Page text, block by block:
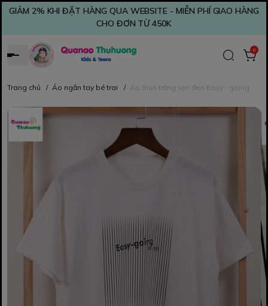
GIẢM 2% KHI ĐẶT HÀNG QUA WEBSITE - MIỄN PHÍ GIAO HÀNG
CHO ĐƠN TỪ 450K
0
Trang chủ / Áo ngắn tay bé trai / Áo thun trắng sọc đen Easy - going